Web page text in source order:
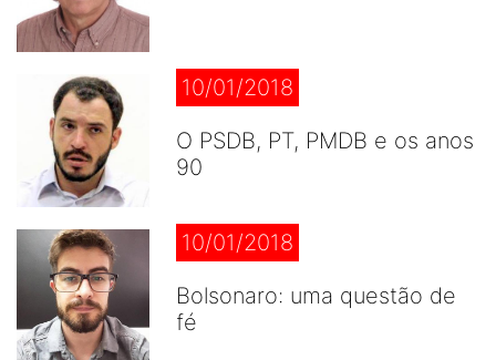
10/01/2018
O PSDB, PT, PMDB e os anos
90
10/01/2018
Bolsonaro: uma questão de
fé